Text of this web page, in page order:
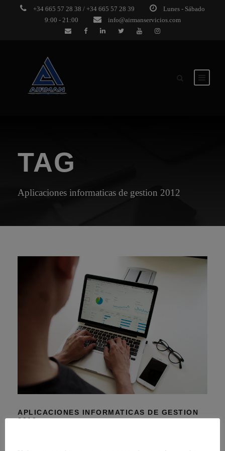
+34 665 57 28 38 / +34 665 57 28 39
Lunes - Sábado
9:00 - 21:00
info@airmanservicios.com
TAG
Aplicaciones informaticas de gestion 2012
APLICACIONES INFORMATICAS DE GESTION
2012